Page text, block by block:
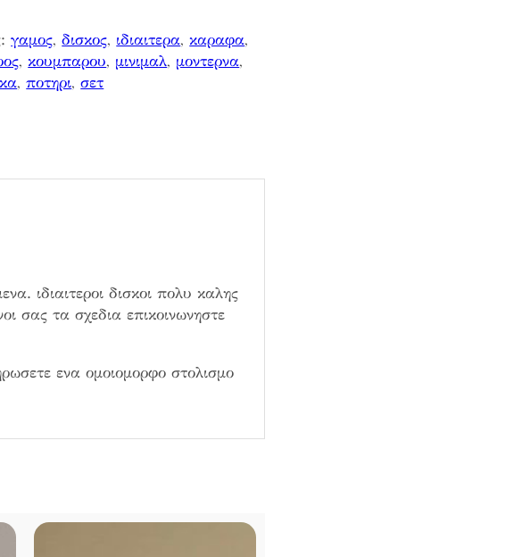
γαμος, δισκος, ιδιαιτερα, καραφα
, κουμπαρου, μινιμαλ, μοντερνα
, ποτηρι, σετ
ιδιαιτεροι δισκοι πολυ καλης
σας τα σχεδια επικοινωνηστε
ενα ομοιομορφο στολισμο